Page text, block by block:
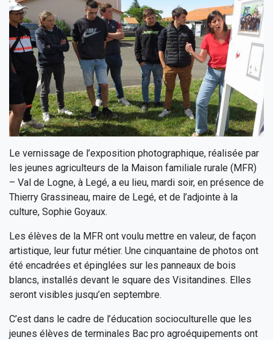
Le vernissage de l’exposition photographique, réalisée par
les jeunes agriculteurs de la Maison familiale rurale (MFR)
– Val de Logne, à Legé, a eu lieu, mardi soir, en présence de
Thierry Grassineau, maire de Legé, et de l’adjointe à la
culture, Sophie Goyaux.
Les élèves de la MFR ont voulu mettre en valeur, de façon
artistique, leur futur métier. Une cinquantaine de photos ont
été encadrées et épinglées sur les panneaux de bois
blancs, installés devant le square des Visitandines. Elles
seront visibles jusqu’en septembre.
C’est dans le cadre de l’éducation socioculturelle que les
jeunes élèves de terminales Bac pro agroéquipements ont